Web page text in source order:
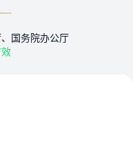
国务院办公厅